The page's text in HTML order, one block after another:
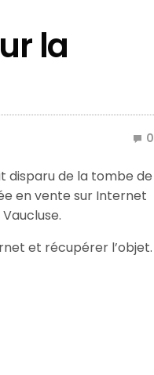
la
0
disparu de la tombe de
en vente sur Internet
et récupérer l’objet.